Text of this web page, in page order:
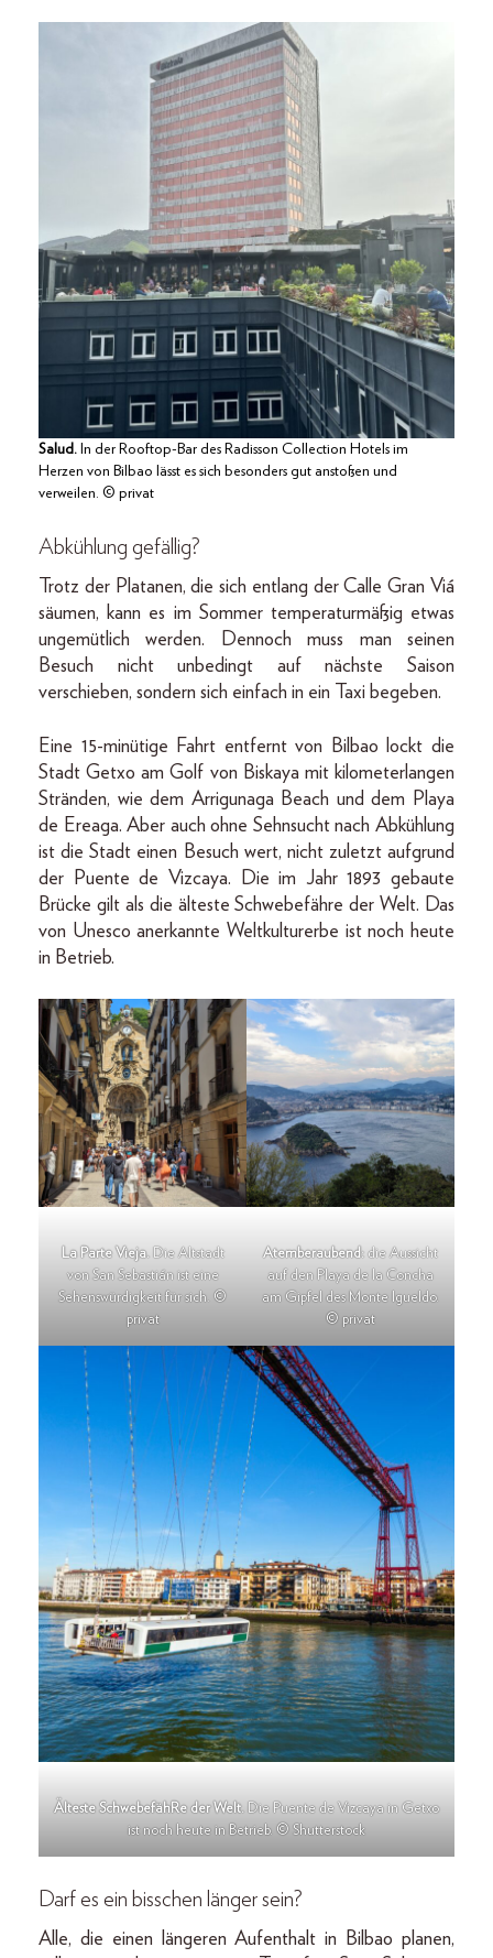
Salud. In der Rooftop-Bar des Radisson Collection Hotels im
Herzen von Bilbao lässt es sich besonders gut anstoßen und
verweilen. © privat
Abkühlung gefällig?
Trotz der Platanen, die sich entlang der Calle Gran Viá
säumen, kann es im Sommer temperaturmäßig etwas
ungemütlich werden. Dennoch muss man seinen
Besuch nicht unbedingt auf nächste Saison
verschieben, sondern sich einfach in ein Taxi begeben.
Eine 15-minütige Fahrt entfernt von Bilbao lockt die
Stadt Getxo am Golf von Biskaya mit kilometerlangen
Stränden, wie dem Arrigunaga Beach und dem Playa
de Ereaga. Aber auch ohne Sehnsucht nach Abkühlung
ist die Stadt einen Besuch wert, nicht zuletzt aufgrund
der Puente de Vizcaya. Die im Jahr 1893 gebaute
Brücke gilt als die älteste Schwebefähre der Welt. Das
von Unesco anerkannte Weltkulturerbe ist noch heute
in Betrieb.
La Parte Vieja.Die Altstadt
von San Sebastián ist eine
Sehenswürdigkeit für sich. ©
privat
Atemberaubend: die Aussicht
auf den Playa de la Concha
am Gipfel des Monte Igueldo.
© privat
Älteste SchwebefähRe der Welt. Die Puente de Vizcaya in Getxo
ist noch heute in Betrieb. © Shutterstock
Darf es ein bisschen länger sein?
Alle, die einen längeren Aufenthalt in Bilbao planen,